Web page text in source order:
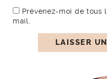
Prévenez-moi de tous
mail.